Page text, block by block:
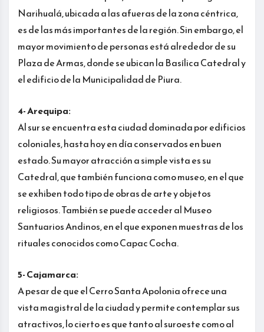
Narihualá, ubicada a las afueras de la zona céntrica,
es de las más importantes de la región. Sin embargo, el
mayor movimiento de personas está alrededor de su
Plaza de Armas, donde se ubican la Basílica Catedral y
el edificio de la Municipalidad de Piura.
4- Arequipa:
Al sur se encuentra esta ciudad dominada por edificios
coloniales, hasta hoy en día conservados en buen
estado. Su mayor atracción a simple vista es su
Catedral, que también funciona como museo, en el que
se exhiben todo tipo de obras de arte y objetos
religiosos. También se puede acceder al Museo
Santuarios Andinos, en el que exponen muestras de los
rituales conocidos como Capac Cocha.
5- Cajamarca:
A pesar de que el Cerro Santa Apolonia ofrece una
vista magistral de la ciudad y permite contemplar sus
atractivos, lo cierto es que tanto al suroeste como al